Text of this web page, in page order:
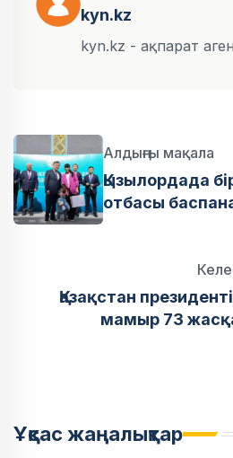
kyn.kz
kyn.kz - ақпарат
Алдыңғы мақала
Қызылордада
отбасы
Қазақстан
мамыр 73
Ұқсас жаңалықтар